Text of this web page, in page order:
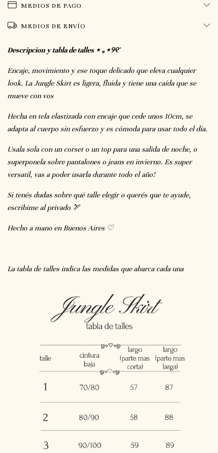
MEDIOS DE PAGO
MEDIOS DE ENVÍO
Descripcion y tabla de talles ⋆ ｡⋆୨୧˚
Encaje, movimiento y ese toque delicado que eleva cualquier
look. La Jungle Skirt es ligera, fluida y tiene una caída que se
mueve con vos
Hecha en tela elastizada con encaje que cede unos 10cm, se
adapta al cuerpo sin esfuerzo y es cómoda para usar todo el día.
Usala sola con un corset o un top para una salida de noche, o
superponela sobre pantalones o jeans en invierno. Es super
versatil, vas a poder usarla durante todo el año!
Si tenés dudas sobre qué talle elegir o querés que te ayude,
escribime al privado 🏹
Hecho a mano en Buenos Aires ♡
La tabla de talles indica las medidas que abarca cada una